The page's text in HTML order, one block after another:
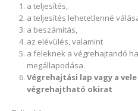
a teljesítés,
a teljesítés lehetetlenné
a beszámítás,
az elévülés, valamint
a feleknek a végrehajtandó
megállapodása.
Végrehajtási lap vagy a
végrehajtható okirat